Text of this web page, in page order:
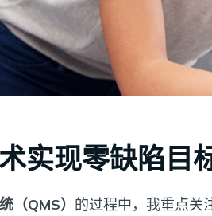
实现零缺陷目
（QMS） 的过程中，我重点关